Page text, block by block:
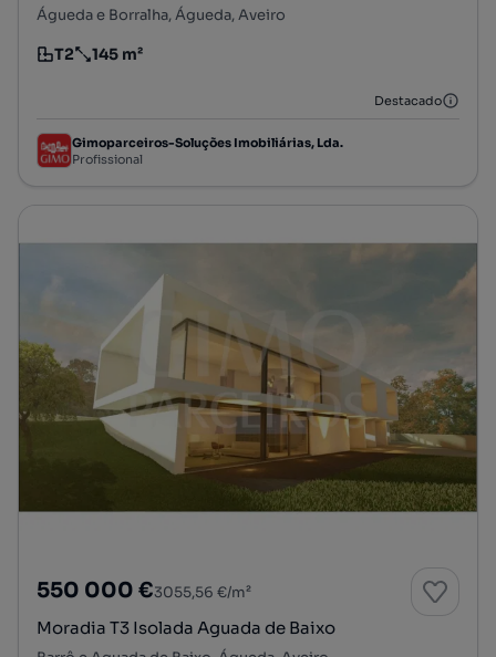
Águeda e Borralha, Águeda, Aveiro
Tipologia
T2
Preço por metro quadrado
145 m²
Destacado
Gimoparceiros-Soluções Imobiliárias, Lda.
Profissional
550 000 €3055,56 €/m²
Moradia T3 Isolada Aguada de Baixo